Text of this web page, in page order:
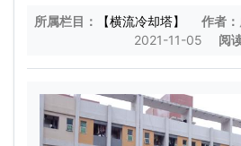
所属栏目： 【横流冷却塔】 作者：
2021-11-05
阅